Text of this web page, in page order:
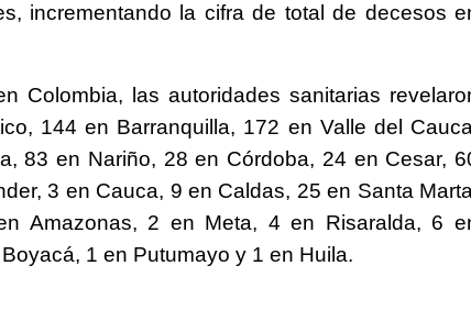
incrementando la cifra de total de decesos
Colombia, las autoridades sanitarias
144 en Barranquilla, 172 en Valle del
83 en Nariño, 28 en Córdoba, 24 en Cesar,
3 en Cauca, 9 en Caldas, 25 en Santa
Amazonas, 2 en Meta, 4 en Risaralda, 6
1 en Putumayo y 1 en Huila.